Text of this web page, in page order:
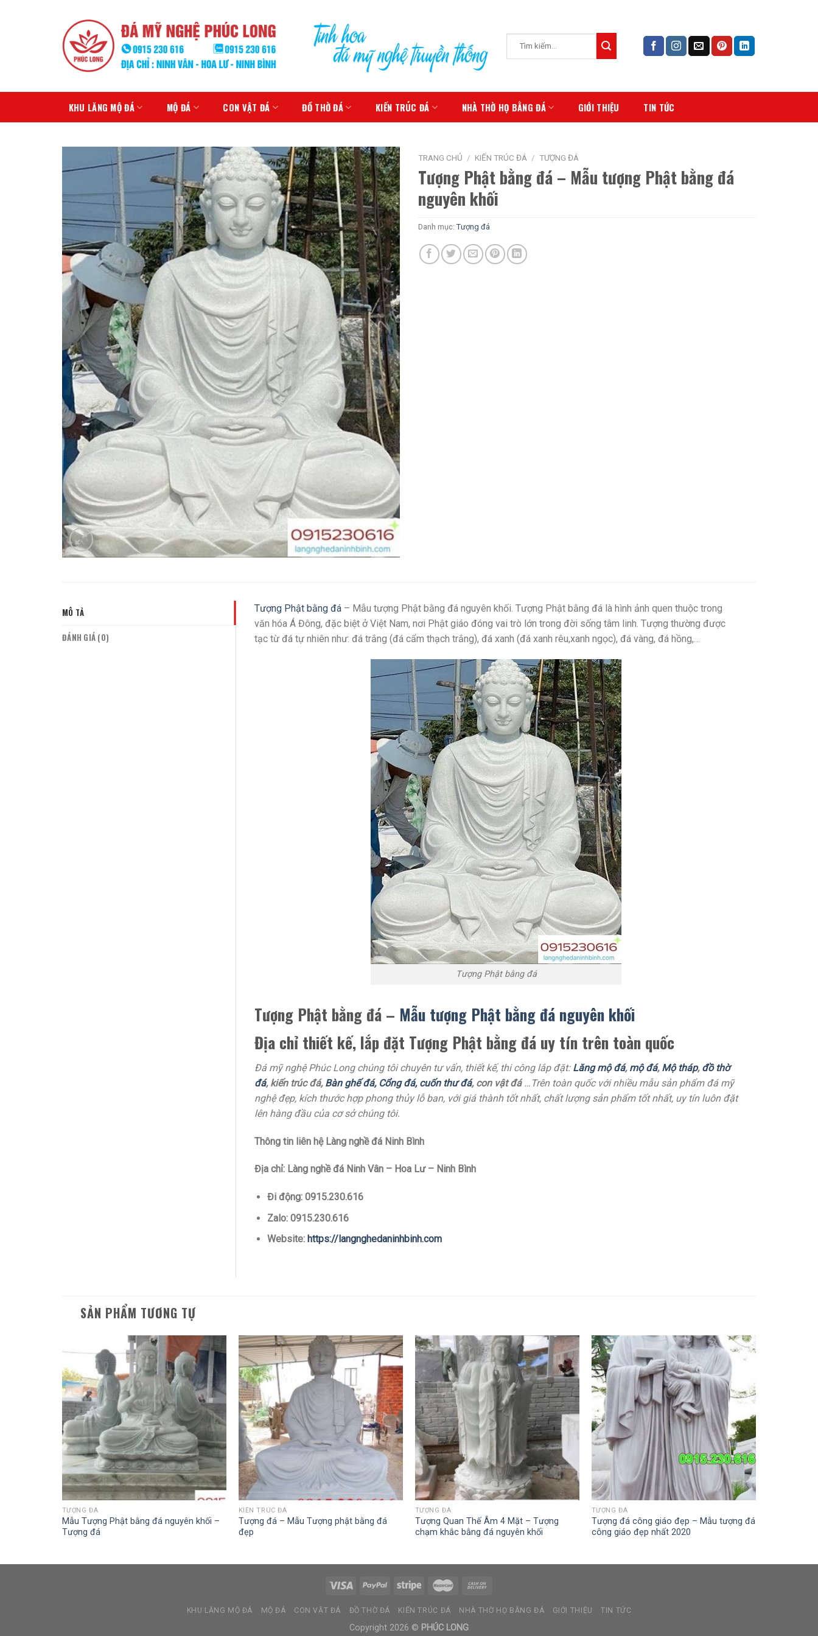
kiếm:
KHU LĂNG MỘ ĐÁ MỘ ĐÁ CON VẬT ĐÁ ĐỒ THỜ ĐÁ KIẾN TRÚC ĐÁ NHÀ THỜ HỌ BẰNG ĐÁ GIỚI THIỆU TIN TỨC
TRANG CHỦ / KIẾN TRÚC ĐÁ / TƯỢNG ĐÁ
Tượng Phật bằng đá – Mẫu tượng Phật bằng đá
nguyên khối
Danh mục: Tượng đá
MÔ TẢ
ĐÁNH GIÁ (0)
Tượng Phật bằng đá – Mẫu tượng Phật bằng đá nguyên khối. Tượng Phật bằng đá là hình ảnh quen thuộc trong
văn hóa Á Đông, đặc biệt ở Việt Nam, nơi Phật giáo đóng vai trò lớn trong đời sống tâm linh. Tượng thường được
tạc từ đá tự nhiên như: đá trắng (đá cẩm thạch trắng), đá xanh (đá xanh rêu,xanh ngọc), đá vàng, đá hồng,…
Tượng Phật bằng đá
Tượng Phật bằng đá – Mẫu tượng Phật bằng đá nguyên khối
Địa chỉ thiết kế, lắp đặt Tượng Phật bằng đá uy tín trên toàn quốc
Đá mỹ nghệ Phúc Long chúng tôi chuyên tư vấn, thiết kế, thi công lắp đặt: Lăng mộ đá, mộ đá,Mộ tháp, đồ thờ
đá, kiến trúc đá, Bàn ghế đá, Cổng đá, cuốn thư đá, con vật đá …Trên toàn quốc với nhiều mẫu sản phẩm đá mỹ
nghệ đẹp, kích thước hợp phong thủy lỗ ban, với giá thành tốt nhất, chất lượng sản phẩm tốt nhất, uy tín luôn đặt
lên hàng đầu của cơ sở chúng tôi.
Thông tin liên hệ Làng nghề đá Ninh Bình
Địa chỉ: Làng nghề đá Ninh Vân – Hoa Lư – Ninh Bình
Đi động: 0915.230.616
Zalo: 0915.230.616
Website: https://langnghedaninhbinh.com
SẢN PHẨM TƯƠNG TỰ
TƯỢNG ĐÁ
Mẫu Tượng Phật bằng đá nguyên khối –
Tượng đá
KIẾN TRÚC ĐÁ
Tượng đá – Mẫu Tượng phật bằng đá
đẹp
TƯỢNG ĐÁ
Tượng Quan Thế Âm 4 Mặt – Tượng
chạm khắc bằng đá nguyên khối
TƯỢNG ĐÁ
Tượng đá công giáo đẹp – Mẫu tượng đá
công giáo đẹp nhất 2020
KHU LĂNG MỘ ĐÁ MỘ ĐÁ CON VẬT ĐÁ ĐỒ THỜ ĐÁ KIẾN TRÚC ĐÁ NHÀ THỜ HỌ BẰNG ĐÁ GIỚI THIỆU TIN TỨC
Copyright 2026 © PHÚC LONG